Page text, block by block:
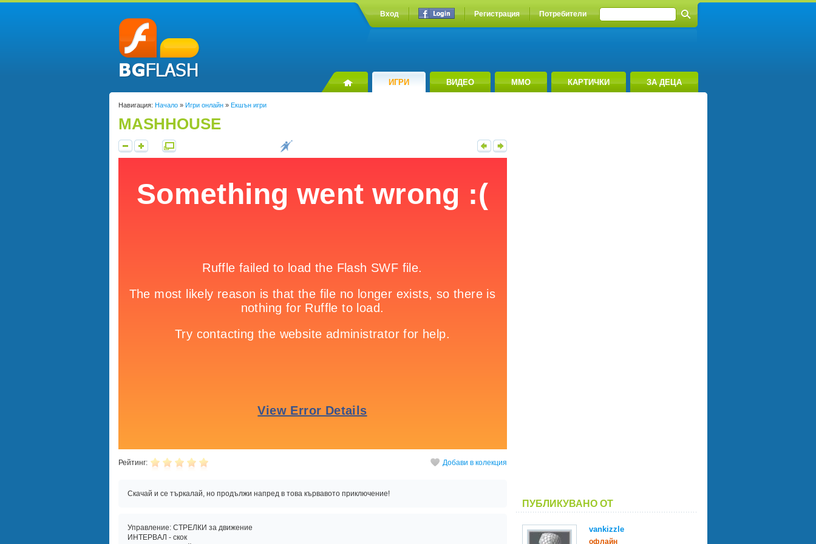
Вход Регистрация Потребители
ИГРИ ВИДЕО MMO КАРТИЧКИ ЗА ДЕЦА
Навигация: Начало» Игри онлайн» Екшън игри
MASHHOUSE
Рейтинг: Добави в колекция
Скачай и се търкалай, но продължи напред в това кървавото приключение!
Управление: СТРЕЛКИ за движение
ИНТЕРВАЛ - скок
ПУБЛИКУВАНО ОТ
vankizzle
офлайн